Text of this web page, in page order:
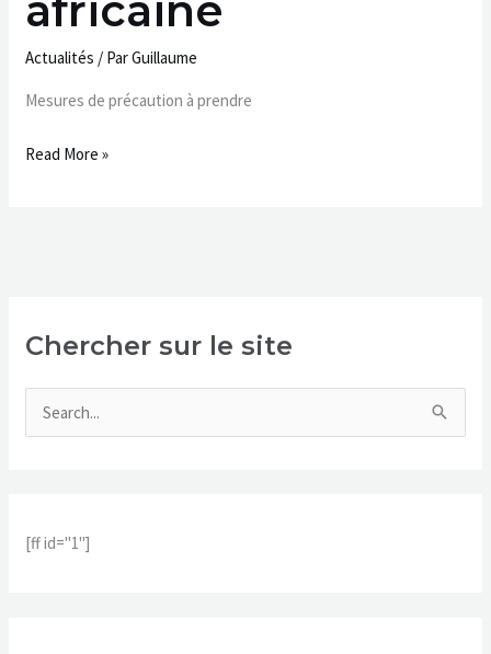
Actualités / ParGuillaume
Mesures de précaution à prendre
Read More »
Chercher sur le site
e
[ff id="1"]